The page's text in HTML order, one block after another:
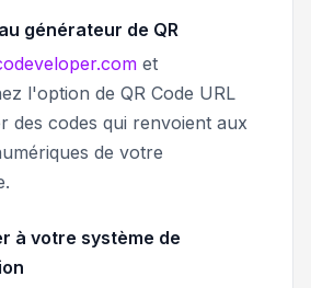
générateur de QR
et
l'option de QR Code URL
des codes qui renvoient aux
de votre
à votre système de